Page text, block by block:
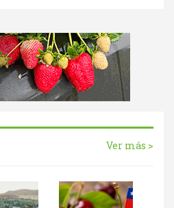
Ver más >